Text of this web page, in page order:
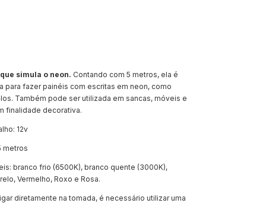
que simula o neon. Contando com 5 metros, ela é
para fazer painéis com escritas em neon, como
Também pode ser utilizada em sancas, móveis e
finalidade decorativa.
12v
metros
branco frio (6500K), branco quente (3000K),
Vermelho, Roxo e Rosa.
diretamente na tomada, é necessário utilizar uma